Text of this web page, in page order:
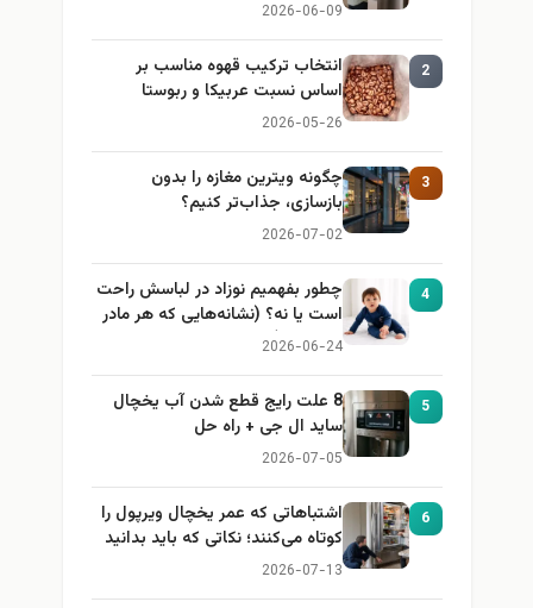
2026-06-09
2
انتخاب ترکیب قهوه مناسب بر
اساس نسبت عربیکا و ربوستا
2026-05-26
3
چگونه ویترین مغازه را بدون
بازسازی، جذاب‌تر کنیم؟
2026-07-02
4
چطور بفهمیم نوزاد در لباسش راحت
است یا نه؟ (نشانه‌هایی که هر مادر
باید بداند)
2026-06-24
5
8 علت رایج قطع شدن آب یخچال
ساید ال جی + راه حل
2026-07-05
6
اشتباهاتی که عمر یخچال ویرپول را
کوتاه می‌کنند؛ نکاتی که باید بدانید
2026-07-13